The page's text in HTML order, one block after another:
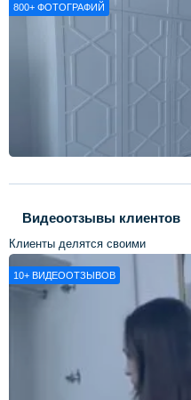
800+ ФОТОГРАФИЙ
Видеоотзывы клиентов
Клиенты делятся своими
впечатлениями о нашей работе
10+ ВИДЕООТЗЫВОВ